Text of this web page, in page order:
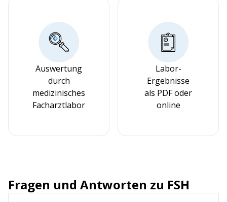
Auswertung
durch
medizinisches
Facharztlabor
Labor-
Ergebnisse
als PDF oder
online
Fragen und Antworten zu FSH